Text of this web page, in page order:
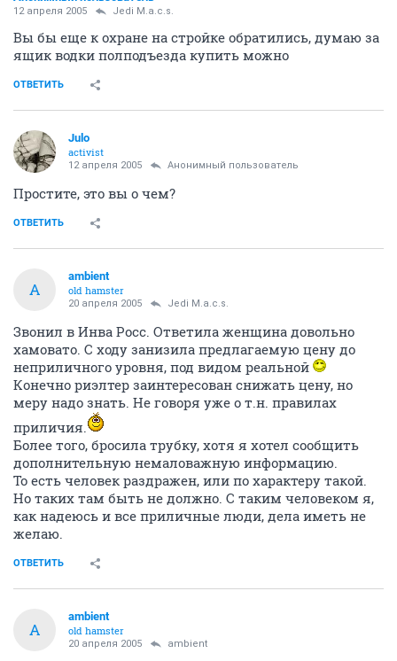
12 апреля 2005 Jedi M.a.c.s.
Вы бы еще к охране на стройке обратились, думаю за
ящик водки полподъезда купить можно
ОТВЕТИТЬ
Julo
activist
12 апреля 2005 Анонимный пользователь
Простите, это вы о чем?
ОТВЕТИТЬ
A
ambient
old hamster
20 апреля 2005 Jedi M.a.c.s.
Звонил в Инва Росс. Ответила женщина довольно
хамовато. С ходу занизила предлагаемую цену до
неприличного уровня, под видом реальной
Конечно риэлтер заинтересован снижать цену, но
меру надо знать. Не говоря уже о т.н. правилах
приличия.
Более того, бросила трубку, хотя я хотел сообщить
дополнительную немаловажную информацию.
То есть человек раздражен, или по характеру такой.
Но таких там быть не должно. С таким человеком я,
как надеюсь и все приличные люди, дела иметь не
желаю.
ОТВЕТИТЬ
A
ambient
old hamster
20 апреля 2005 ambient